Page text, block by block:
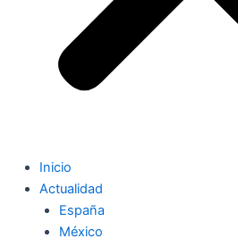
Inicio
Actualidad
España
México